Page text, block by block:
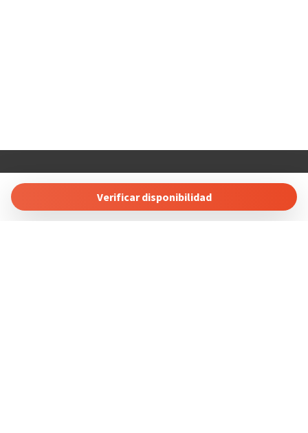
Verificar disponibilidad
Calle Carlos Senti 23 03700 Dénia, Alicante, Spain
Tel: +34 865689257